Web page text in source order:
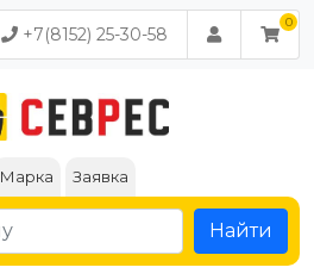
+7(8152) 25-30-58
Марка Заявка
Найти